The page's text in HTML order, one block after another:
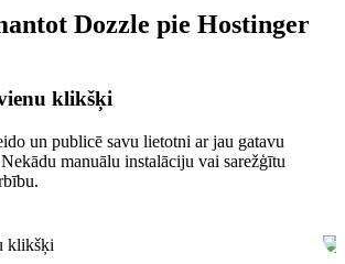
Dozzle pie Hostinger
klikšķi
un publicē savu lietotni ar jau gatavu
manuālu instalāciju vai sarežģītu